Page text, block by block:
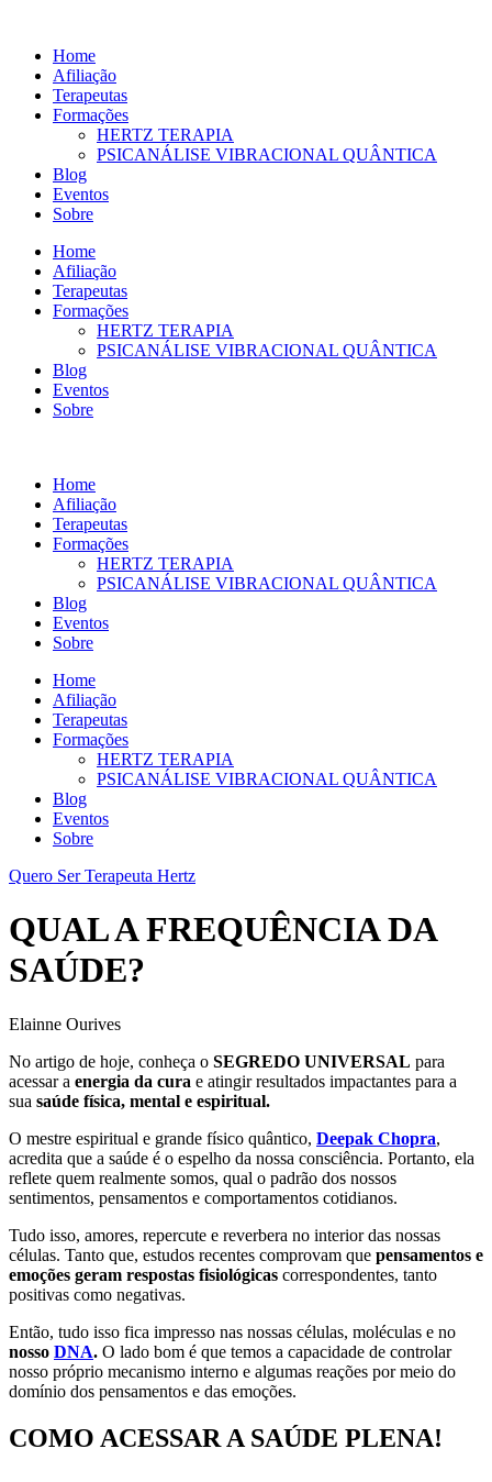
conteúdo
Home
Afiliação
Terapeutas
Formações
HERTZ TERAPIA
PSICANÁLISE VIBRACIONAL QUÂNTICA
Blog
Eventos
Sobre
Home
Afiliação
Terapeutas
Formações
HERTZ TERAPIA
PSICANÁLISE VIBRACIONAL QUÂNTICA
Blog
Eventos
Sobre
Home
Afiliação
Terapeutas
Formações
HERTZ TERAPIA
PSICANÁLISE VIBRACIONAL QUÂNTICA
Blog
Eventos
Sobre
Home
Afiliação
Terapeutas
Formações
HERTZ TERAPIA
PSICANÁLISE VIBRACIONAL QUÂNTICA
Blog
Eventos
Sobre
Quero Ser Terapeuta Hertz
QUAL A FREQUÊNCIA DA
SAÚDE?
Elainne Ourives
No artigo de hoje, conheça o SEGREDO UNIVERSAL para
acessar a energia da cura e atingir resultados impactantes para a
sua saúde física, mental e espiritual.
O mestre espiritual e grande físico quântico, Deepak Chopra,
acredita que a saúde é o espelho da nossa consciência. Portanto, ela
reflete quem realmente somos, qual o padrão dos nossos
sentimentos, pensamentos e comportamentos cotidianos.
Tudo isso, amores, repercute e reverbera no interior das nossas
células. Tanto que, estudos recentes comprovam que pensamentos e
emoções geram respostas fisiológicas correspondentes, tanto
positivas como negativas.
Então, tudo isso fica impresso nas nossas células, moléculas e no
nosso DNA. O lado bom é que temos a capacidade de controlar
nosso próprio mecanismo interno e algumas reações por meio do
domínio dos pensamentos e das emoções.
COMO ACESSAR A SAÚDE PLENA!